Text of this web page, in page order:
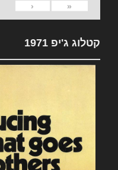
«
‹
קטלוג ג'יפ 1971